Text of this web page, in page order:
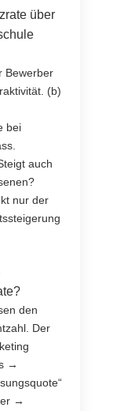
über
Bewerber
(b)
bei
auch
nur der
den
Der
→
→